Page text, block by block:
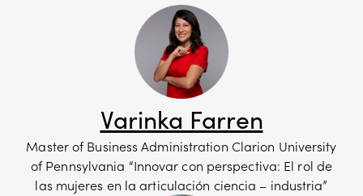
Varinka Farren
Master of Business Administration Clarion University
of Pennsylvania “Innovar con perspectiva: El rol de
las mujeres en la articulación ciencia – industria”